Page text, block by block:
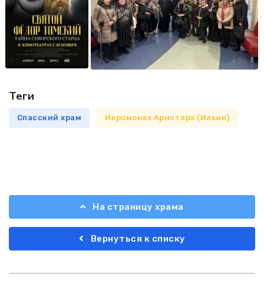
Теги
Спасский храм Иеромонах Аристарх (Ильин)
На страницу храма
Вернуться к списку